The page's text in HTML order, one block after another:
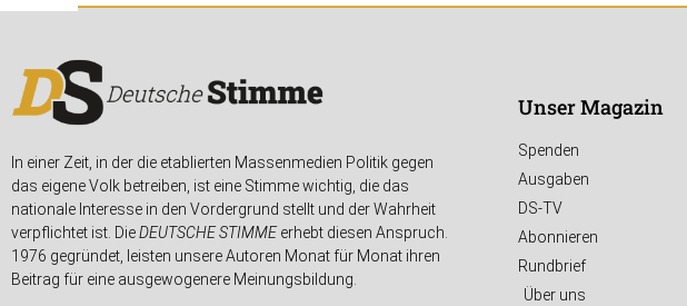
In einer Zeit, in der die etablierten Massenmedien Politik gegen
das eigene Volk betreiben, ist eine Stimme wichtig, die das
nationale Interesse in den Vordergrund stellt und der Wahrheit
verpflichtet ist. DieDEUTSCHE STIMMEerhebt diesen Anspruch.
1976 gegründet, leisten unsere Autoren Monat für Monat ihren
Beitrag für eine ausgewogenere Meinungsbildung.
Unser Magazin
Spenden
Ausgaben
DS-TV
Abonnieren
Rundbrief
Über uns